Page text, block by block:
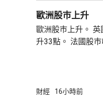
歐洲股巿上升
歐洲股巿上升。 英國股巿收巿報10901點，上
升33點。 法國股巿收巿報8714點，上升15
財經 16小時前